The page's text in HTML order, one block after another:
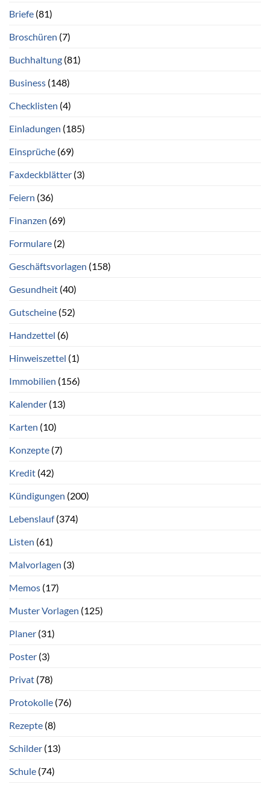
Briefe (81)
Broschüren (7)
Buchhaltung (81)
Business (148)
Checklisten (4)
Einladungen (185)
Einsprüche (69)
Faxdeckblätter (3)
Feiern (36)
Finanzen (69)
Formulare (2)
Geschäftsvorlagen (158)
Gesundheit (40)
Gutscheine (52)
Handzettel (6)
Hinweiszettel (1)
Immobilien (156)
Kalender (13)
Karten (10)
Konzepte (7)
Kredit (42)
Kündigungen (200)
Lebenslauf(374)
Listen (61)
Malvorlagen (3)
Memos (17)
Muster Vorlagen (125)
Planer (31)
Poster (3)
Privat (78)
Protokolle (76)
Rezepte (8)
Schilder (13)
Schule (74)